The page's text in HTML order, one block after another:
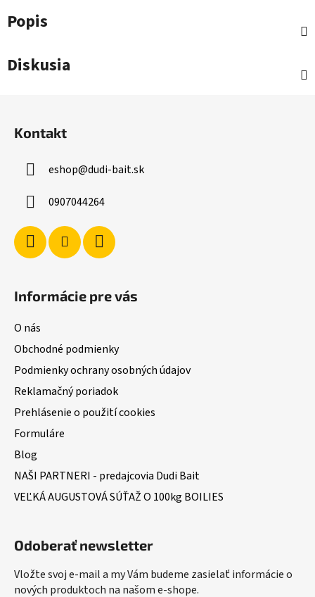
Popis
Diskusia
Kontakt
eshop@dudi-bait.sk
0907044264
Informácie pre vás
O nás
Obchodné podmienky
Podmienky ochrany osobných údajov
Reklamačný poriadok
Prehlásenie o použití cookies
Formuláre
Blog
NAŠI PARTNERI - predajcovia Dudi Bait
VEĽKÁ AUGUSTOVÁ SÚŤAŽ O 100kg BOILIES
Odoberať newsletter
Vložte svoj e-mail a my Vám budeme zasielať informácie o
nových produktoch na našom e-shope.